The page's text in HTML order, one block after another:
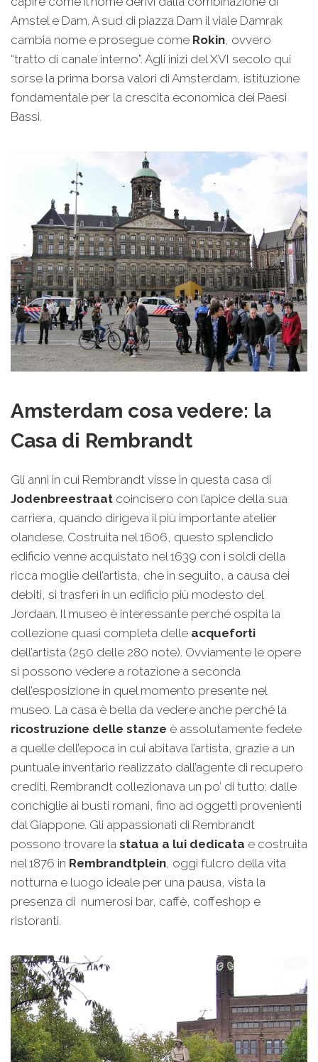
Amstel e Dam. A sud di piazza Dam il viale Damrak
cambia nome e prosegue come Rokin, ovvero
“tratto di canale interno”. Agli inizi del XVI secolo qui
sorse la prima borsa valori di Amsterdam, istituzione
fondamentale per la crescita economica dei Paesi
Bassi.
Amsterdam cosa vedere: la
Casa di Rembrandt
Gli anni in cui Rembrandt visse in questa casa di
Jodenbreestraat coincisero con l’apice della sua
carriera, quando dirigeva il più importante atelier
olandese. Costruita nel 1606, questo splendido
edificio venne acquistato nel 1639 con i soldi della
ricca moglie dell’artista, che in seguito, a causa dei
debiti, si trasferì in un edificio più modesto del
Jordaan. Il museo è interessante perché ospita la
collezione quasi completa delle acqueforti
dell’artista (250 delle 280 note). Ovviamente le opere
si possono vedere a rotazione a seconda
dell’esposizione in quel momento presente nel
museo. La casa è bella da vedere anche perché la
ricostruzione delle stanze è assolutamente fedele
a quelle dell’epoca in cui abitava l’artista, grazie a un
puntuale inventario realizzato dall’agente di recupero
crediti. Rembrandt collezionava un po’ di tutto: dalle
conchiglie ai busti romani, fino ad oggetti provenienti
dal Giappone. Gli appassionati di Rembrandt
possono trovare la statua a lui dedicata e costruita
nel 1876 in Rembrandtplein, oggi fulcro della vita
notturna e luogo ideale per una pausa, vista la
presenza di numerosi bar, caffè, coffeshop e
ristoranti.